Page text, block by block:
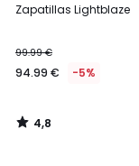
Zapatillas Lightblaze
99.99 €
94.99 € -5%
/ 5
4,8
/